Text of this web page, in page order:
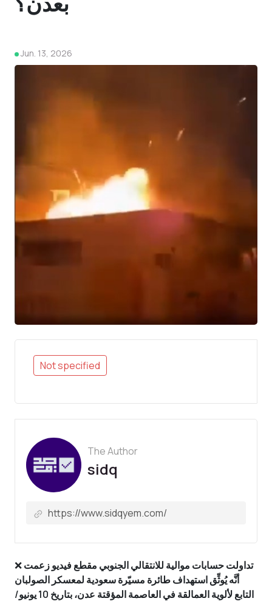
Jun. 13, 2026
Not specified
The Author
sidq
❌تداولت حسابات موالية للانتقالي الجنوبي مقطع فيديو زعمت
أنَّه يُوثِّق استهداف طائرة مسيّرة سعودية لمعسكر الصولبان
التابع لألوية العمالقة في العاصمة المؤقتة عدن، بتاريخ 10 يونيو/